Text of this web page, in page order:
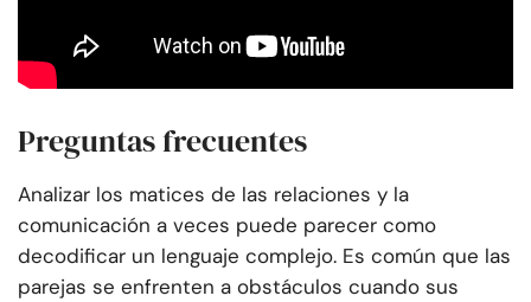
Preguntas frecuentes
Analizar los matices de las relaciones y la
comunicación a veces puede parecer como
decodificar un lenguaje complejo. Es común que las
parejas se enfrenten a obstáculos cuando sus